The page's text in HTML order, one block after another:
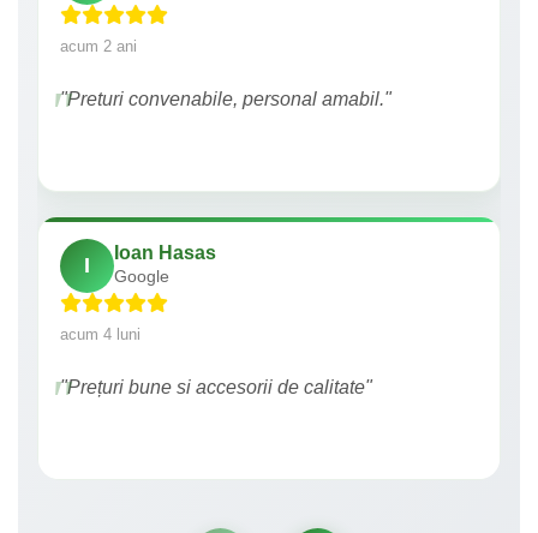
acum 2 ani
"Preturi convenabile, personal amabil."
I
Ioan Hasas
Google
acum 4 luni
"Prețuri bune si accesorii de calitate"